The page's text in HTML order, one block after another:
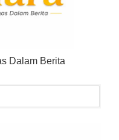
Dalam Berita